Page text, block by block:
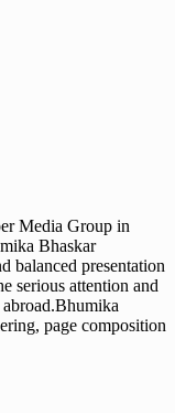
Media Group in
Bhaskar
balanced presentation
serious attention and
page composition